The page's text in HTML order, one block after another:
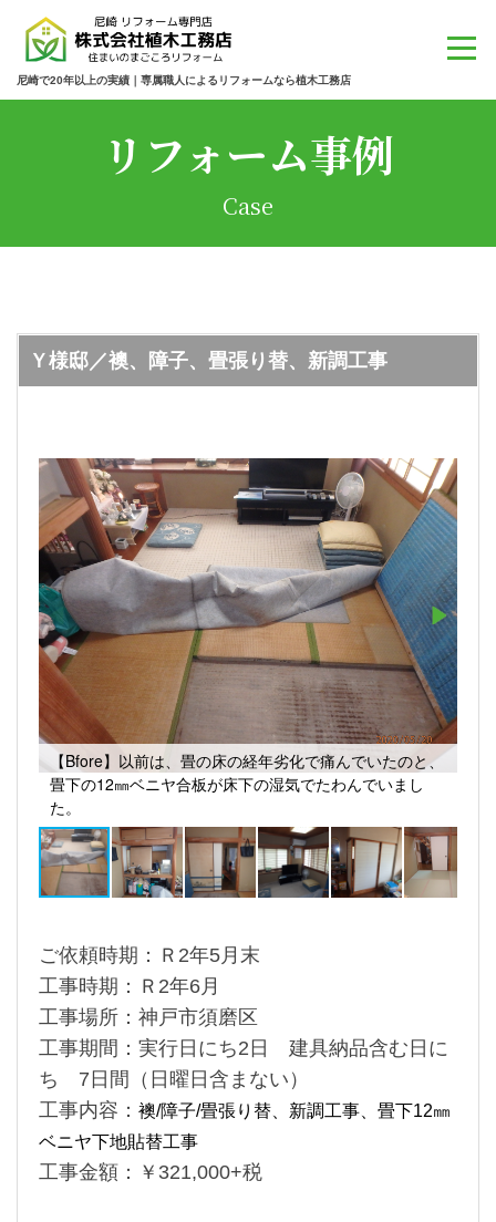
尼崎で20年以上の実績｜専属職人によるリフォームなら植木工務店
リフォーム事例
Case
Ｙ様邸／襖、障子、畳張り替、新調工事
【Bfore】以前は、畳の床の経年劣化で痛んでいたのと、
畳下の12㎜ベニヤ合板が床下の湿気でたわんでいまし
た。
ご依頼時期：Ｒ2年5月末
工事時期：Ｒ2年6月
工事場所：神戸市須磨区
工事期間：実行日にち2日 建具納品含む日に
ち 7日間（日曜日含まない）
工事内容： 襖/障子/畳張り替、新調工事、畳下12㎜
ベニヤ下地貼替工事
工事金額：￥321,000+税